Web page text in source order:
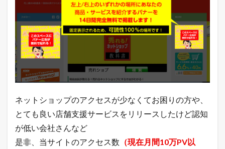
ベ
ン
ト
状
況
6.1
日
は
の
？
【
ネットショップのアクセスが少なくてお困りの方や、
とても良い店舗支援サービスをリリースしたけど認知
が低い会社さんなど
是非、当サイトのアクセス数 （現在月間10万PV以